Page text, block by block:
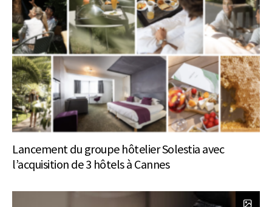
Lancement du groupe hôtelier Solestia avec
l’acquisition de 3 hôtels à Cannes